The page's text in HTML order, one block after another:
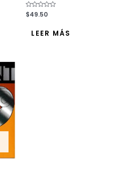
Valorado
con
$49.50
LEER MÁS